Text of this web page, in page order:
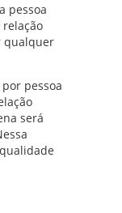
pessoa
qualquer
pessoa
será